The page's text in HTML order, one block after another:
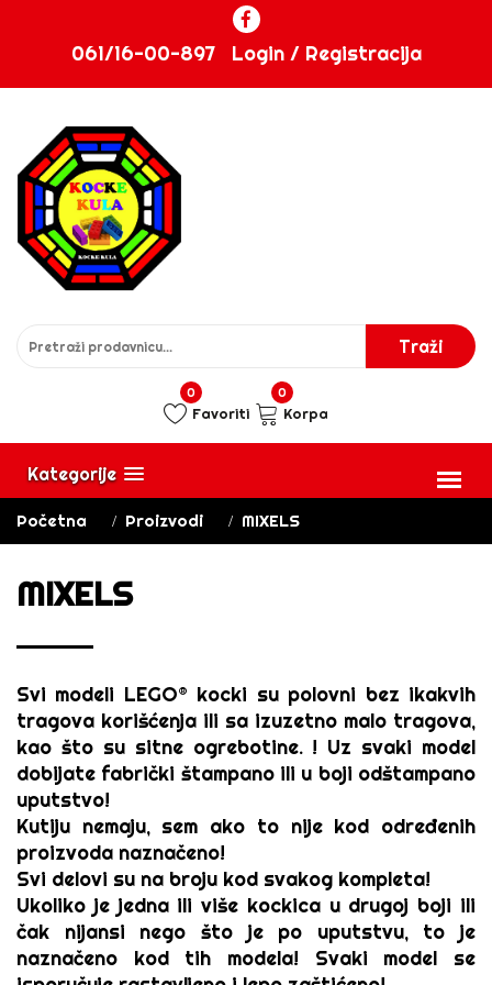
061/16-00-897 Login / Registracija
0
Favoriti
0
Korpa
Kategorije
Početna Proizvodi MIXELS
MIXELS
Svi modeli LEGO® kocki su polovni bez ikakvih
tragova korišćenja ili sa izuzetno malo tragova,
kao što su sitne ogrebotine. ! Uz svaki model
dobijate fabrički štampano ili u boji odštampano
uputstvo!
Kutiju nemaju, sem ako to nije kod određenih
proizvoda naznačeno!
Svi delovi su na broju kod svakog kompleta!
Ukoliko je jedna ili više kockica u drugoj boji ili
čak nijansi nego što je po uputstvu, to je
naznačeno kod tih modela! Svaki model se